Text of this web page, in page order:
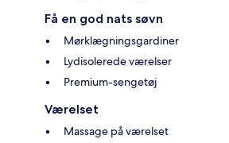
Få en god nats søvn
Mørklægningsgardiner
Lydisolerede værelser
Premium-sengetøj
Værelset
Massage på værelset